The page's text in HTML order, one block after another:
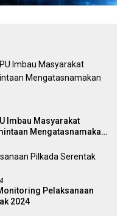
Imbau Masyarakat
Mengatasnamakan
Pelaksanaan
2024